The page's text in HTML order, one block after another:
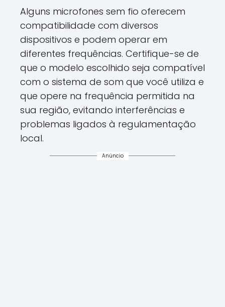
Alguns microfones sem fio oferecem
compatibilidade com diversos
dispositivos e podem operar em
diferentes frequências. Certifique-se de
que o modelo escolhido seja compatível
com o sistema de som que você utiliza e
que opere na frequência permitida na
sua região, evitando interferências e
problemas ligados à regulamentação
local.
Anúncio